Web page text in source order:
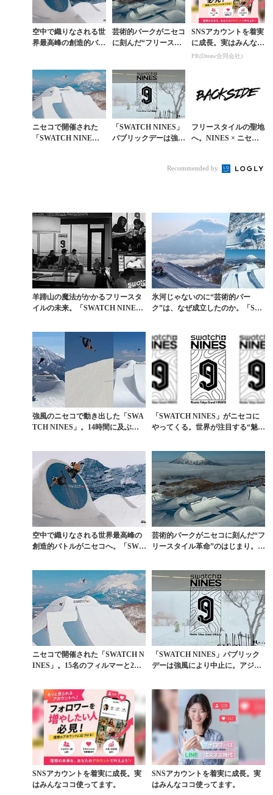
空中で織りなされる世
界最高峰の創造的バト
の日程が...
芸術的パークがニセコ
に刻んだ“フリースタ
ES」アジア初上...
SNSアカウントを着実
に成長。実はみんなコ
コ使ってます。
PR(Dreaw合同会社)
ニセコで開催された
「SWATCH NINE
「SWATCH NINES」
パブリックデーは強風
フリースタイルの聖地
へ。NINES × ニセ
ブメディア｜...
Recommended by
羊蹄山の魔法がかかるフリースタ
イルの未来。「SWATCH NINE
氷河じゃないのに“芸術的パー
ク”は、なぜ成立したのか。「SW
強風のニセコで動き出した「SWA
TCH NINES」。14時間に及ぶ異
「SWATCH NINES」がニセコに
やってくる。世界が注目する“魅せ
空中で織りなされる世界最高峰の
創造的バトルがニセコへ。「SWA
芸術的パークがニセコに刻んだ“フ
リースタイル革命”のはじまり。
ニセコで開催された「SWATCH N
INES」。15名のフィルマーと2機
「SWATCH NINES」パブリック
デーは強風により中止に。アジア
SNSアカウントを着実に成長。実
はみんなココ使ってます。
SNSアカウントを着実に成長。実
はみんなココ使ってます。